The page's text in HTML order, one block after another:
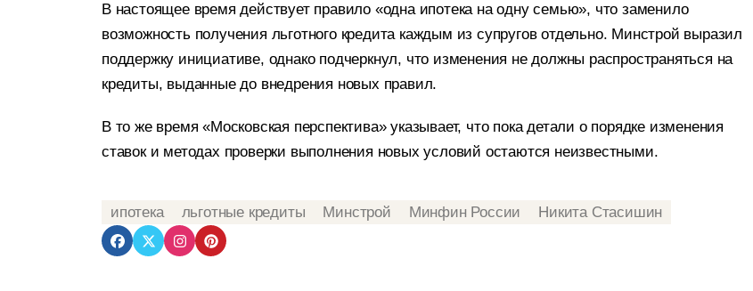
В настоящее время действует правило «одна ипотека на одну семью», что заменило
возможность получения льготного кредита каждым из супругов отдельно. Минстрой выразил
поддержку инициативе, однако подчеркнул, что изменения не должны распространяться на
кредиты, выданные до внедрения новых правил.
В то же время «Московская перспектива» указывает, что пока детали о порядке изменения
ставок и методах проверки выполнения новых условий остаются неизвестными.
ипотека льготные кредиты Минстрой Минфин России Никита Стасишин